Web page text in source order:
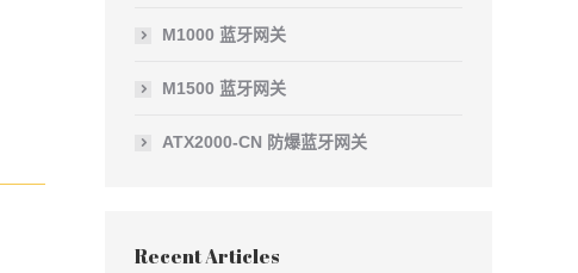
M1000 蓝牙网关
M1500 蓝牙网关
ATX2000-CN 防爆蓝牙网关
Recent Articles